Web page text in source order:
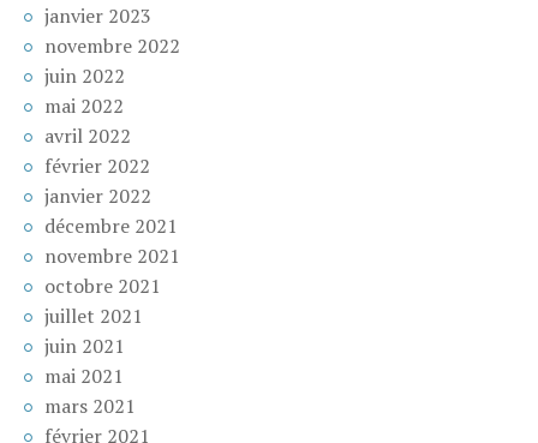
janvier 2023
novembre 2022
juin 2022
mai 2022
avril 2022
février 2022
janvier 2022
décembre 2021
novembre 2021
octobre 2021
juillet 2021
juin 2021
mai 2021
mars 2021
février 2021